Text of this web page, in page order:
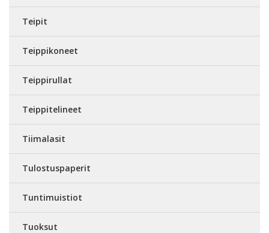
Teipit
Teippikoneet
Teippirullat
Teippitelineet
Tiimalasit
Tulostuspaperit
Tuntimuistiot
Tuoksut